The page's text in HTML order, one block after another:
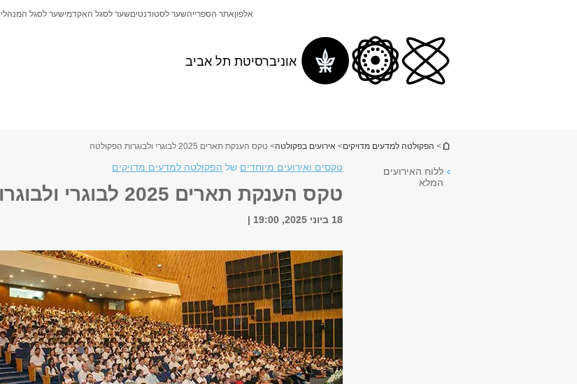
אוניברסיטת תל אביב
אלפוןאתר הספרייהשער לסטודנטיםשער לסגל האקדמישער לסגל המנהלי
הינך נמצא כאן
> הפקולטה למדעים מדויקים> אירועים בפקולטה> טקס הענקת תארים 2025 לבוגרי ולבוגרות הפקולטה
ללוח האירועים
המלא
טקסים ואירועים מיוחדים של הפקולטה למדעים מדויקים
טקס הענקת תארים 2025 לבוגרי ולבוגרות הפקולטה
18 ביוני 2025, 19:00